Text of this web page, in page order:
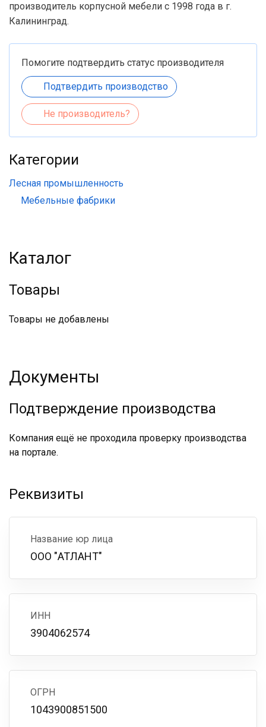
производитель корпусной мебели с 1998 года в г.
Калининград.
Помогите подтвердить статус производителя
Подтвердить производство
Не производитель?
Категории
Лесная промышленность
Мебельные фабрики
Каталог
Товары
Товары не добавлены
Документы
Подтверждение производства
Компания ещё не проходила проверку производства
на портале.
Реквизиты
Название юр лица
ООО "АТЛАНТ"
ИНН
3904062574
ОГРН
1043900851500